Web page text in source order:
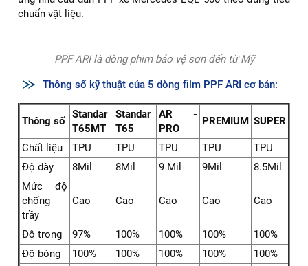
chuẩn vật liệu.
PPF ARI là dòng phim bảo vệ sơn đến từ Mỹ
Thông số kỹ thuật của 5 dòng film PPF ARI cơ bản:
Thông số
Standar
T65MT
Standar
T65
AR -
PRO
PREMIUM SUPER
Chất liệu TPU TPU TPU TPU
TPU
Độ dày
8Mil 8Mil 9 Mil 9Mil
8.5Mil
Mức độ
chống
trầy
Cao Cao Cao Cao Cao
Độ trong 97% 100% 100% 100%
100%
Độ bóng
100% 100% 100% 100% 100%